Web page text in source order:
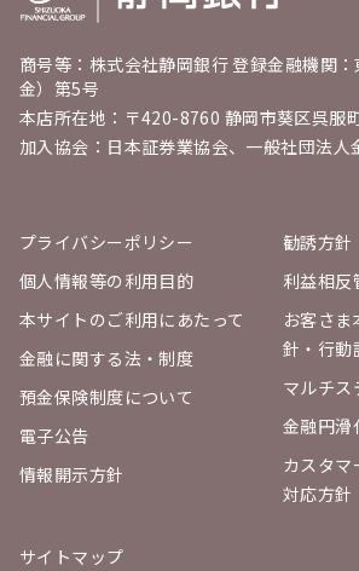
商号等：株式会社静岡銀行 登録金融機関
金）第5号
本店所在地：〒420-8760 静岡市葵区呉服
加入協会：日本証券業協会、一般社団法人
プライバシーポリシー
個人情報等の利用目的
本サイトのご利用にあたって
金融に関する法・制度
預金保険制度について
電子公告
情報開示方針
勧誘方針
利益相反
お客さ
針・行動
マルチス
金融円滑
カスタマ
対応方針
サイトマップ